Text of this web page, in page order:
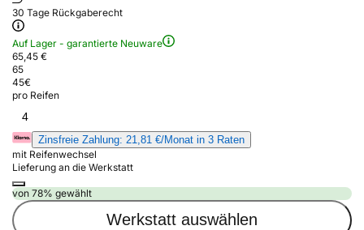
30 Tage Rückgaberecht
Auf Lager - garantierte Neuware
65,45 €
65
45€
pro Reifen
4
Zinsfreie Zahlung: 21,81 €/Monat in 3 Raten
mit Reifenwechsel
Lieferung an die Werkstatt
von 78% gewählt
Werkstatt auswählen